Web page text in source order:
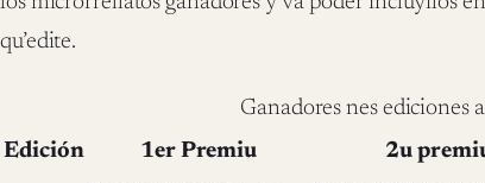
qu’edite.
Ganadores nes ediciones
Edición
1er Premiu 2u